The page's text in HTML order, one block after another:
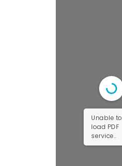
Unable to
load PDF
service..